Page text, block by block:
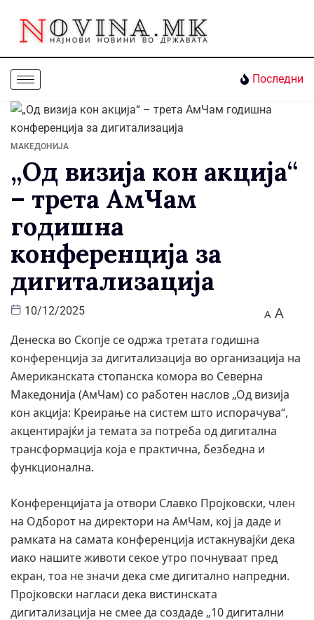
Последни
МАКЕДОНИЈА
„Од визија кон акција“
– трета АмЧам
годишна
конференција за
дигитализација
10/12/2025 A A
Денеска во Скопје се одржа третата годишна
конференција за дигитализација во организација на
Американската стопанска комора во Северна
Македонија (АмЧам) со работен наслов „Од визија
кон акција: Креирање на систем што испорачува“,
акцентирајќи ја темата за потреба од дигитална
трансформација која е практична, безбедна и
функционална.
Конференцијата ја отвори Славко Пројковски, член
на Одборот на директори на АмЧам, кој ја даде и
рамката на самата конференција истакнувајќи дека
иако нашите животи секое утро почнуваат пред
екран, тоа не значи дека сме дигитално напредни.
Пројковски нагласи дека вистинската
дигитализација не смее да создаде „10 дигитални